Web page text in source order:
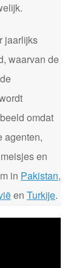
jaarlijks
waarvan de
omdat
agenten,
en
in Pakistan,
en Turkije.